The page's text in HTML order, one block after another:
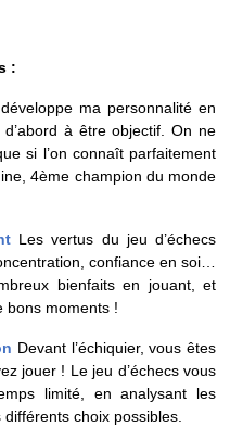
bxl1-
:
ma personnalité en
à être objectif. On ne
si l’on connaît parfaitement
4ème champion du monde
Les vertus du jeu d’échecs
confiance en soi…
bienfaits en jouant, et
bons moments !
Devant l’échiquier, vous êtes
jouer ! Le jeu d’échecs vous
limité, en analysant les
choix possibles.